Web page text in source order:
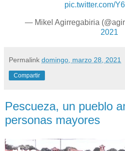
pic.twitter.com/
— Mikel Agirregabiria
2021
Permalink domingo, marzo 28, 2021
Compartir
Pescueza, un pueblo
personas mayores